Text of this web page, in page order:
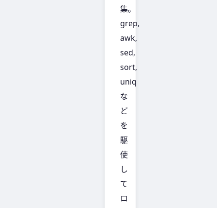
集。
grep,
awk,
sed,
sort,
uniq
な
ど
を
駆
使
し
て
ロ